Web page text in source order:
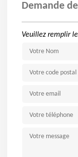
Demande
Veuillez remplir